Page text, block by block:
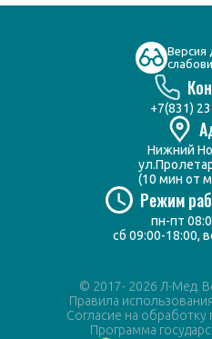
+7(831)
Нижний
(10 мин от
Режим
пн-пт
сб 09:00-18:00,
Версия
© 2017- 2026 Л-Мед.
Правила
Согласие на
Программа